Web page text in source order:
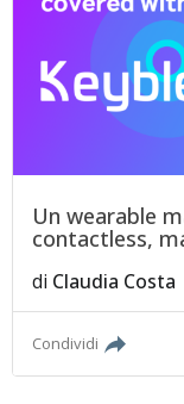
Un wearable
contactless,
di Claudia Costa
Condividi